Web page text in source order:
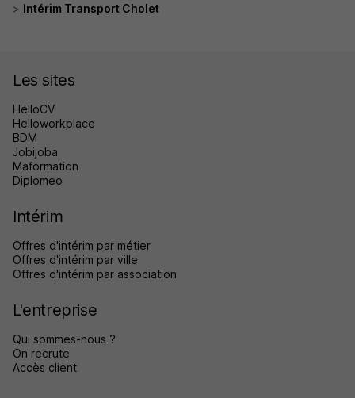
Intérim Transport Cholet
Les sites
HelloCV
Helloworkplace
BDM
Jobijoba
Maformation
Diplomeo
Intérim
Offres d'intérim par métier
Offres d'intérim par ville
Offres d'intérim par association
L'entreprise
Qui sommes-nous ?
On recrute
Accès client